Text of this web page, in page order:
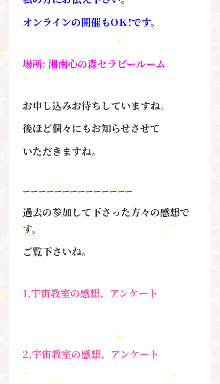
オンラインの開催もOＫ!です。
場所: 湘南心の森セラピールーム
お申し込みお待ちしていますね。
後ほど個々にもお知らせさせて
いただきますね。
ーーーーーーーーーーーーーー
過去の参加して下さった方々の感想で
す。
ご覧下さいね。
1,宇宙教室の感想、アンケート
2,宇宙教室の感想、アンケート